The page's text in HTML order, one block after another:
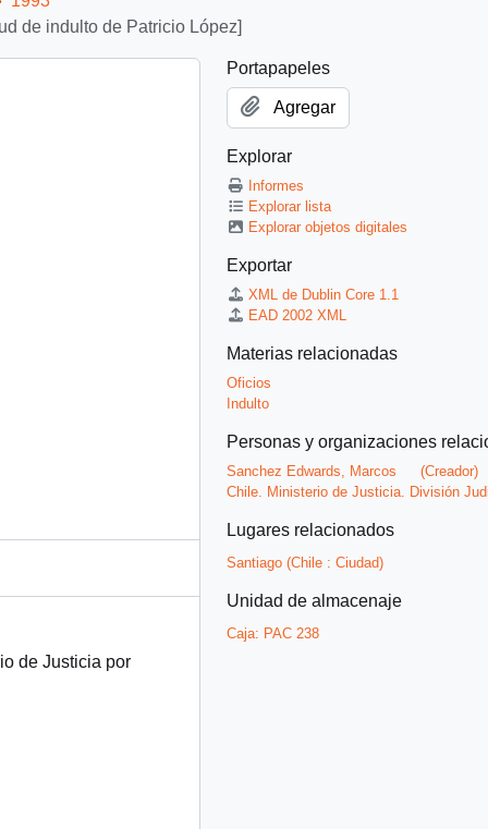
de indulto de Patricio López]
de Justicia por
Portapapeles
Agregar
Explorar
Informes
Explorar lista
Explorar objetos digitales
Exportar
XML de Dublin Core 1.1
EAD 2002 XML
Materias relacionadas
Oficios
Indulto
Personas y organizaciones
Sanchez Edwards, Marcos
(Creador)
Chile. Ministerio de Justicia. División
Lugares relacionados
Santiago (Chile : Ciudad)
Unidad de almacenaje
Caja: PAC 238